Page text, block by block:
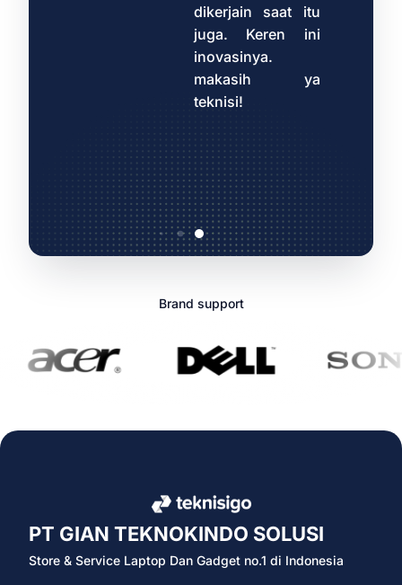
dikerjain saat itu
juga. Keren ini
inovasinya.
makasih ya
teknisi!
Brand support
PT GIAN TEKNOKINDO SOLUSI
Store & Service Laptop Dan Gadget no.1 di Indonesia